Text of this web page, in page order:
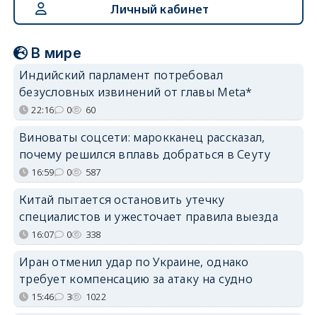
Личный кабинет
В мире
Индийский парламент потребовал
безусловных извинений от главы Meta*
22:16 0 60
Виноваты соцсети: марокканец рассказал,
почему решился вплавь добраться в Сеуту
16:59 0 587
Китай пытается остановить утечку
специалистов и ужесточает правила выезда
16:07 0 338
Иран отменил удар по Украине, однако
требует компенсацию за атаку на судно
15:46 3 1022